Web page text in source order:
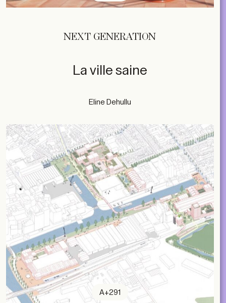
NEXT GENERATION
La ville saine
Eline Dehullu
A+291